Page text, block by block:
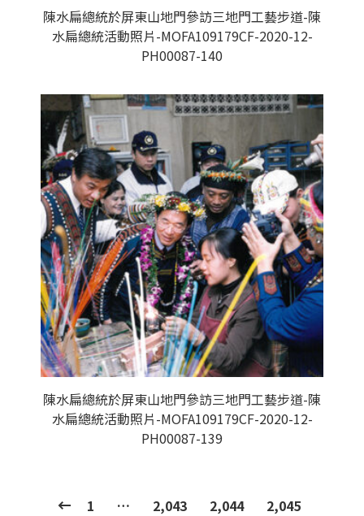
陳水扁總統於屏東山地門參訪三地門工藝步道-陳
水扁總統活動照片-MOFA109179CF-2020-12-
PH00087-140
陳水扁總統於屏東山地門參訪三地門工藝步道-陳
水扁總統活動照片-MOFA109179CF-2020-12-
PH00087-139
1 … 2,043 2,044
2,045